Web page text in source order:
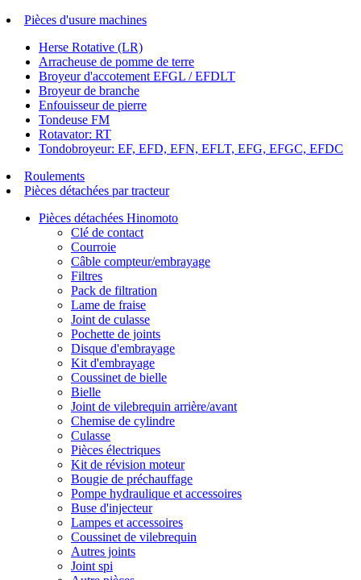
Pièces d'usure machines
Herse Rotative (LR)
Arracheuse de pomme de terre
Broyeur d'accotement EFGL / EFDLT
Broyeur de branche
Enfouisseur de pierre
Tondeuse FM
Rotavator: RT
Tondobroyeur: EF, EFD, EFN, EFLT, EFG, EFGC, EFDC
Roulements
Pièces détachées par tracteur
Pièces détachées Hinomoto
Clé de contact
Courroie
Câble compteur/embrayage
Filtres
Pack de filtration
Lame de fraise
Joint de culasse
Pochette de joints
Disque d'embrayage
Kit d'embrayage
Coussinet de bielle
Bielle
Joint de vilebrequin arrière/avant
Chemise de cylindre
Culasse
Pièces électriques
Kit de révision moteur
Bougie de préchauffage
Pompe hydraulique et accessoires
Buse d'injecteur
Lampes et accessoires
Coussinet de vilebrequin
Autres joints
Joint spi